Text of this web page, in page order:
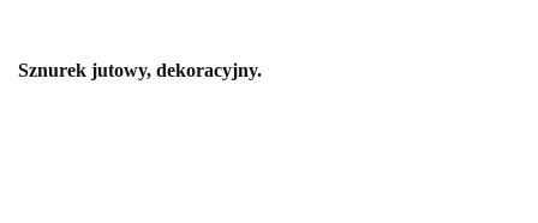
Sznurek jutowy, dekoracyjny.